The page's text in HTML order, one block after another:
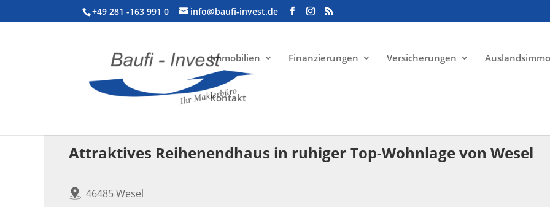
+49 281 -163 991 0 info@baufi-invest.de
Immobilien Finanzierungen Versicherungen
Kontakt
Attraktives Reihenendhaus in ruhiger Top-Wohnlage von Wesel
46485 Wesel